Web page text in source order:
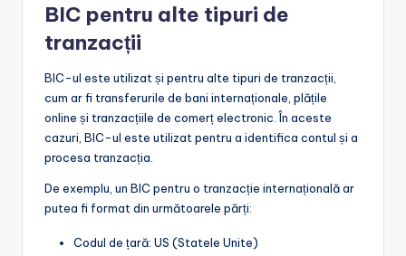
BIC pentru alte tipuri de
tranzacții
BIC-ul este utilizat și pentru alte tipuri de tranzacții,
cum ar fi transferurile de bani internaționale, plățile
online și tranzacțiile de comerț electronic. În aceste
cazuri, BIC-ul este utilizat pentru a identifica contul și a
procesa tranzacția.
De exemplu, un BIC pentru o tranzacție internațională ar
putea fi format din următoarele părți:
Codul de țară: US (Statele Unite)